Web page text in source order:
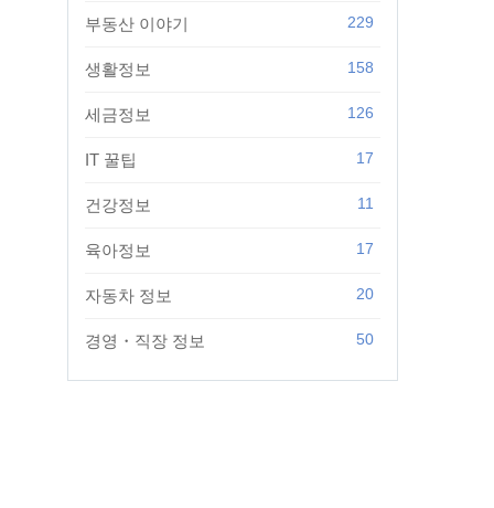
부동산 이야기 229
생활정보 158
세금정보 126
IT 꿀팁 17
건강정보 11
육아정보 17
자동차 정보 20
경영・직장 정보 50